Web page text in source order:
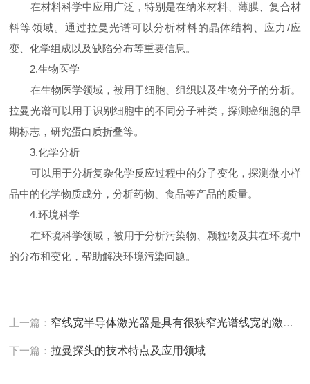
在材料科学中应用广泛，特别是在纳米材料、薄膜、复合材
料等领域。通过拉曼光谱可以分析材料的晶体结构、应力/应
变、化学组成以及缺陷分布等重要信息。
2.生物医学
在生物医学领域，被用于细胞、组织以及生物分子的分析。
拉曼光谱可以用于识别细胞中的不同分子种类，探测癌细胞的早
期标志，研究蛋白质折叠等。
3.化学分析
可以用于分析复杂化学反应过程中的分子变化，探测微小样
品中的化学物质成分，分析药物、食品等产品的质量。
4.环境科学
在环境科学领域，被用于分析污染物、颗粒物及其在环境中
的分布和变化，帮助解决环境污染问题。
上一篇： 窄线宽半导体激光器是具有很狭窄光谱线宽的激光器
下一篇：拉曼探头的技术特点及应用领域